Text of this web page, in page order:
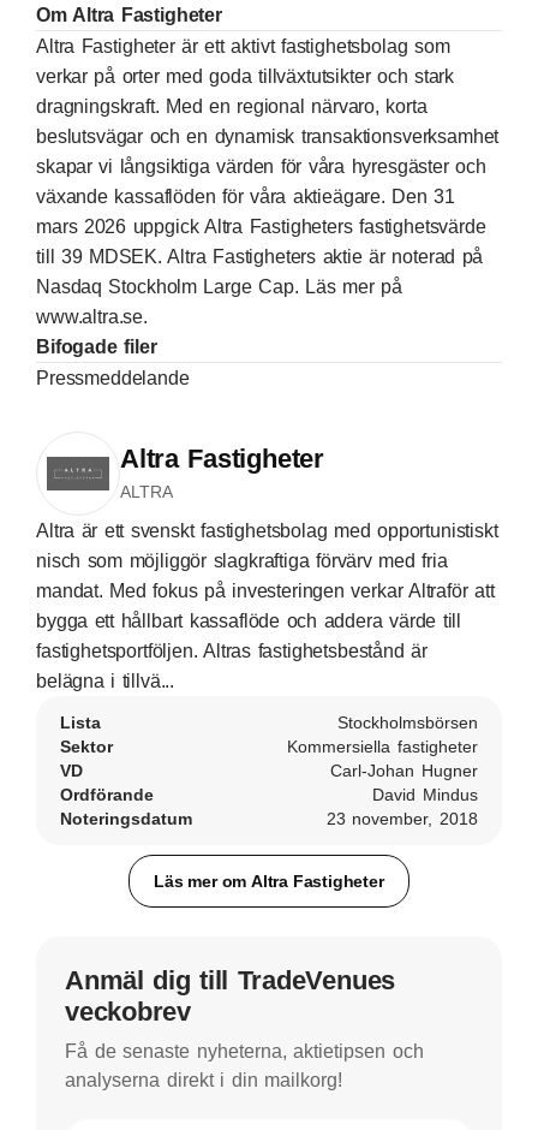
Om Altra Fastigheter
Altra Fastigheter är ett aktivt fastighetsbolag som
verkar på orter med goda tillväxtutsikter och stark
dragningskraft. Med en regional närvaro, korta
beslutsvägar och en dynamisk transaktionsverksamhet
skapar vi långsiktiga värden för våra hyresgäster och
växande kassaflöden för våra aktieägare. Den 31
mars 2026 uppgick Altra Fastigheters fastighetsvärde
till 39 MDSEK. Altra Fastigheters aktie är noterad på
Nasdaq Stockholm Large Cap. Läs mer på
www.altra.se.
Bifogade filer
Pressmeddelande
Altra Fastigheter
ALTRA
Altra är ett svenskt fastighetsbolag med opportunistiskt
nisch som möjliggör slagkraftiga förvärv med fria
mandat. Med fokus på investeringen verkar Altraför att
bygga ett hållbart kassaflöde och addera värde till
fastighetsportföljen. Altras fastighetsbestånd är
belägna i tillvä...
Lista
Stockholmsbörsen
Sektor
Kommersiella fastigheter
VD
Carl-Johan Hugner
Ordförande
David Mindus
Noteringsdatum
23 november, 2018
Läs mer om Altra Fastigheter
Anmäl dig till TradeVenues
veckobrev
Få de senaste nyheterna, aktietipsen och
analyserna direkt i din mailkorg!